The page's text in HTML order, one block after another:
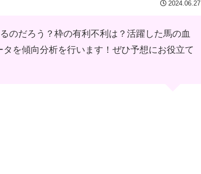
2024.06.27
のだろう？枠の有利不利は？活躍した馬の血
を傾向分析を行います！ぜひ予想にお役立て